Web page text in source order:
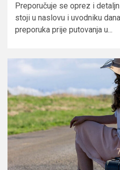
Preporučuje se oprez i
stoji u naslovu i uvodniku
preporuka prije putovanja u...